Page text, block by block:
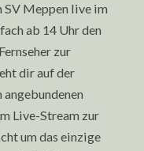
SV Meppen live im
ab 14 Uhr den
zur
dir auf der
Live-Stream zur
um das einzige